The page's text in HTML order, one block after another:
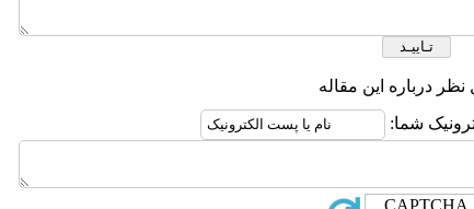
نظر درباره این مقاله
شما: